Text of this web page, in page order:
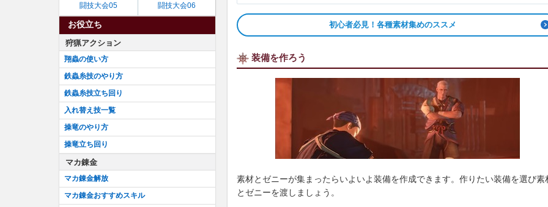
初心者必見！各種素材集めのススメ
装備を作ろう
素材とゼニーが集まったらいよいよ装備を作成できます。作りたい装備を選び素
とゼニーを渡しましょう。
闘技大会05 闘技大会06
お役立ち
狩猟アクション
翔蟲の使い方
鉄蟲糸技のやり方
鉄蟲糸技立ち回り
入れ替え技一覧
操竜のやり方
操竜立ち回り
マカ錬金
マカ錬金解放
マカ錬金おすすめスキル